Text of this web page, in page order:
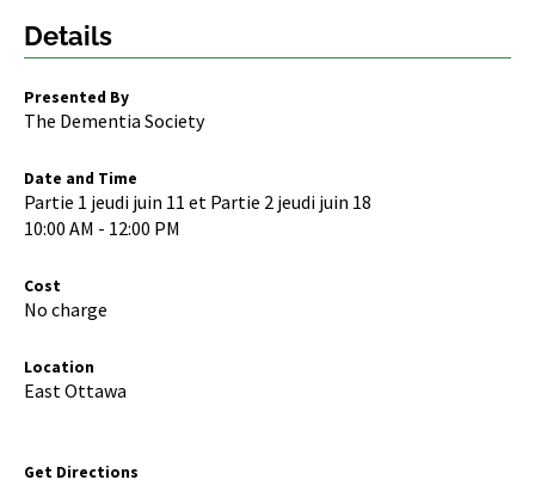
Details
Presented By
The Dementia Society
Date and Time
Partie 1 jeudi juin 11 et Partie 2 jeudi juin 18
10:00 AM - 12:00 PM
Cost
No charge
Location
East Ottawa
Get Directions